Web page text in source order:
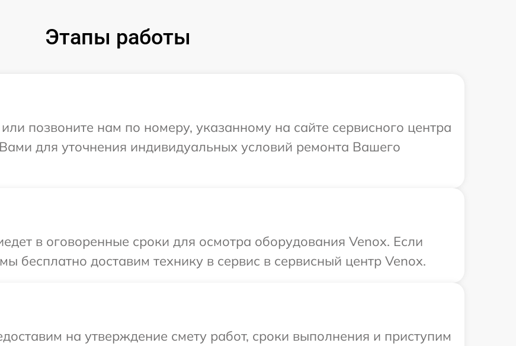
Этапы работы
позвоните нам по номеру, указанному на сайте сервисного центра
для уточнения индивидуальных условий ремонта Вашего
в оговоренные сроки для осмотра оборудования Venox. Если
бесплатно доставим технику в сервис в сервисный центр Venox.
на утверждение смету работ, сроки выполнения и приступим